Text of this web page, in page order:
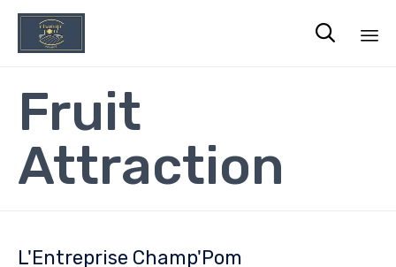

Fruit
Attraction
L'Entreprise Champ'Pom